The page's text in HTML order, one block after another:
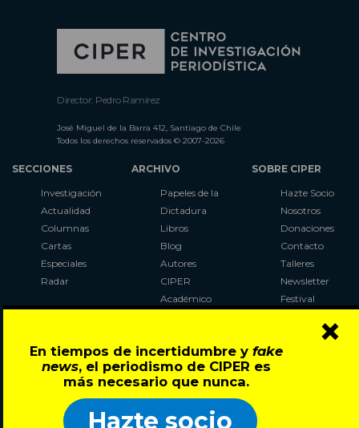
En tiempos de incertidumbre y fake
news, el periodismo de CIPER es
más necesario que nunca.
Hazte socio
×
Director: Pedro Ramírez
José Miguel de la Barra 412, Santiago de Chile
Todos los derechos reservados © 2007-2026
SECCIONES
Investigación
Actualidad
Columnas
Cartas
Especiales
Radar
ARCHIVO
Papeles de la
Dictadura
Libros
Blog
Autores
CIPER
Académico
Al Plebiscito
con CIPER
SOBRE CIPER
Hazte Socio
Nosotros
Donaciones
Contacto
Talleres
Newsletter
Festival